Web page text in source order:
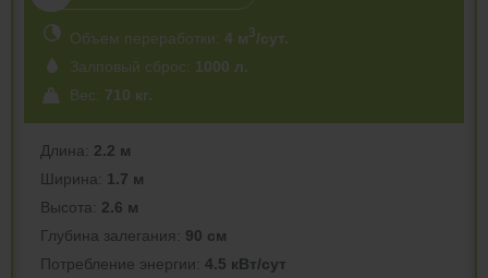
Объем переработки: 4 м3/сут.
Залповый сброс: 1000 л.
Вес: 710 кг.
Длина: 2.2 м
Ширина: 1.7 м
Высота: 2.6 м
Глубина залегания: 90 см
Потреблeние энергии: 4.5 кВт/сут